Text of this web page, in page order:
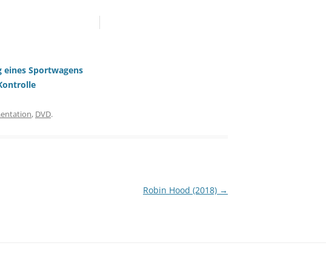
eines Sportwagens
, DVD.
Robin Hood (2018) →